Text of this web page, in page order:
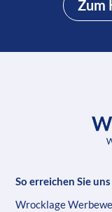
Zum
So erreichen Sie uns
Wrocklage